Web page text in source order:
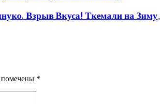
Взрыв Вкуса! Ткемали на Зиму,
помечены *